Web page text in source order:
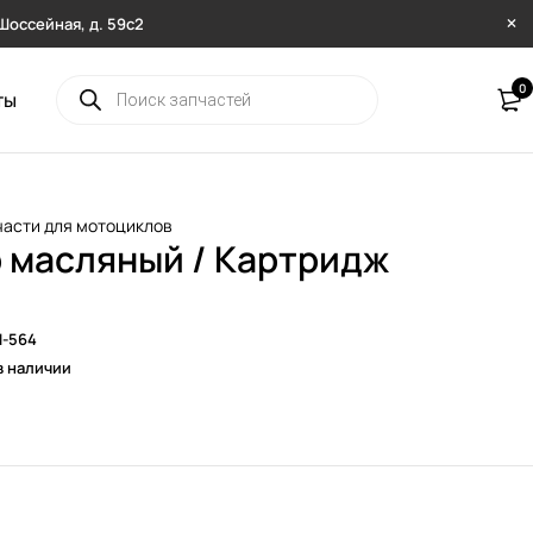
д. 59с2
0
для мотоциклов
масляный / Картридж
564
наличии